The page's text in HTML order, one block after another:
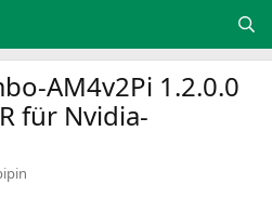
AM4v2Pi 1.2.0.0
für Nvidia-